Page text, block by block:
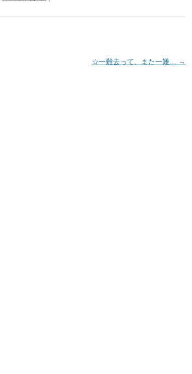
☆一難去って、また一難… →